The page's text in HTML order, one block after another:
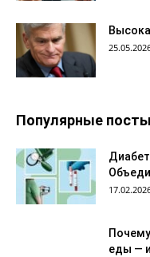
Популярные посты
еды —